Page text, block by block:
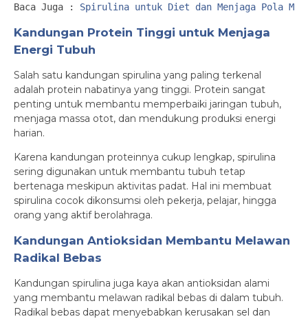
Baca Juga : Spirulina untuk Diet dan Menjaga Pola
Kandungan Protein Tinggi untuk Menjaga
Energi Tubuh
Salah satu kandungan spirulina yang paling terkenal
adalah protein nabatinya yang tinggi. Protein sangat
penting untuk membantu memperbaiki jaringan tubuh,
menjaga massa otot, dan mendukung produksi energi
harian.
Karena kandungan proteinnya cukup lengkap, spirulina
sering digunakan untuk membantu tubuh tetap
bertenaga meskipun aktivitas padat. Hal ini membuat
spirulina cocok dikonsumsi oleh pekerja, pelajar, hingga
orang yang aktif berolahraga.
Kandungan Antioksidan Membantu Melawan
Radikal Bebas
Kandungan spirulina juga kaya akan antioksidan alami
yang membantu melawan radikal bebas di dalam tubuh.
Radikal bebas dapat menyebabkan kerusakan sel dan